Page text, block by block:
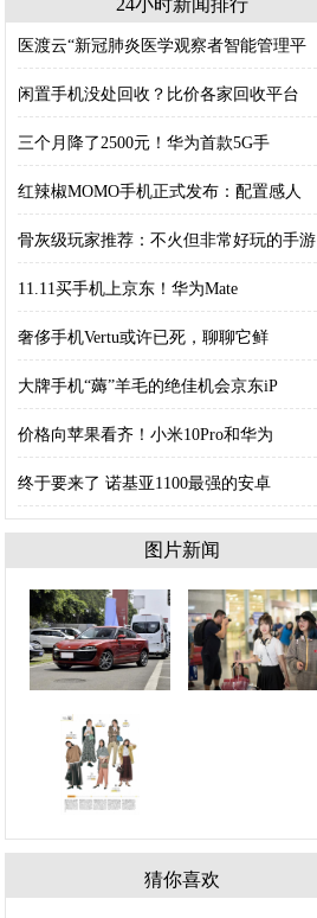
24小时新闻排行
医渡云“新冠肺炎医学观察者智能管理平
闲置手机没处回收？比价各家回收平台
三个月降了2500元！华为首款5G手
红辣椒MOMO手机正式发布：配置感人
骨灰级玩家推荐：不火但非常好玩的手游
11.11买手机上京东！华为Mate
奢侈手机Vertu或许已死，聊聊它鲜
大牌手机“薅”羊毛的绝佳机会京东iP
价格向苹果看齐！小米10Pro和华为
终于要来了 诺基亚1100最强的安卓
图片新闻
猜你喜欢